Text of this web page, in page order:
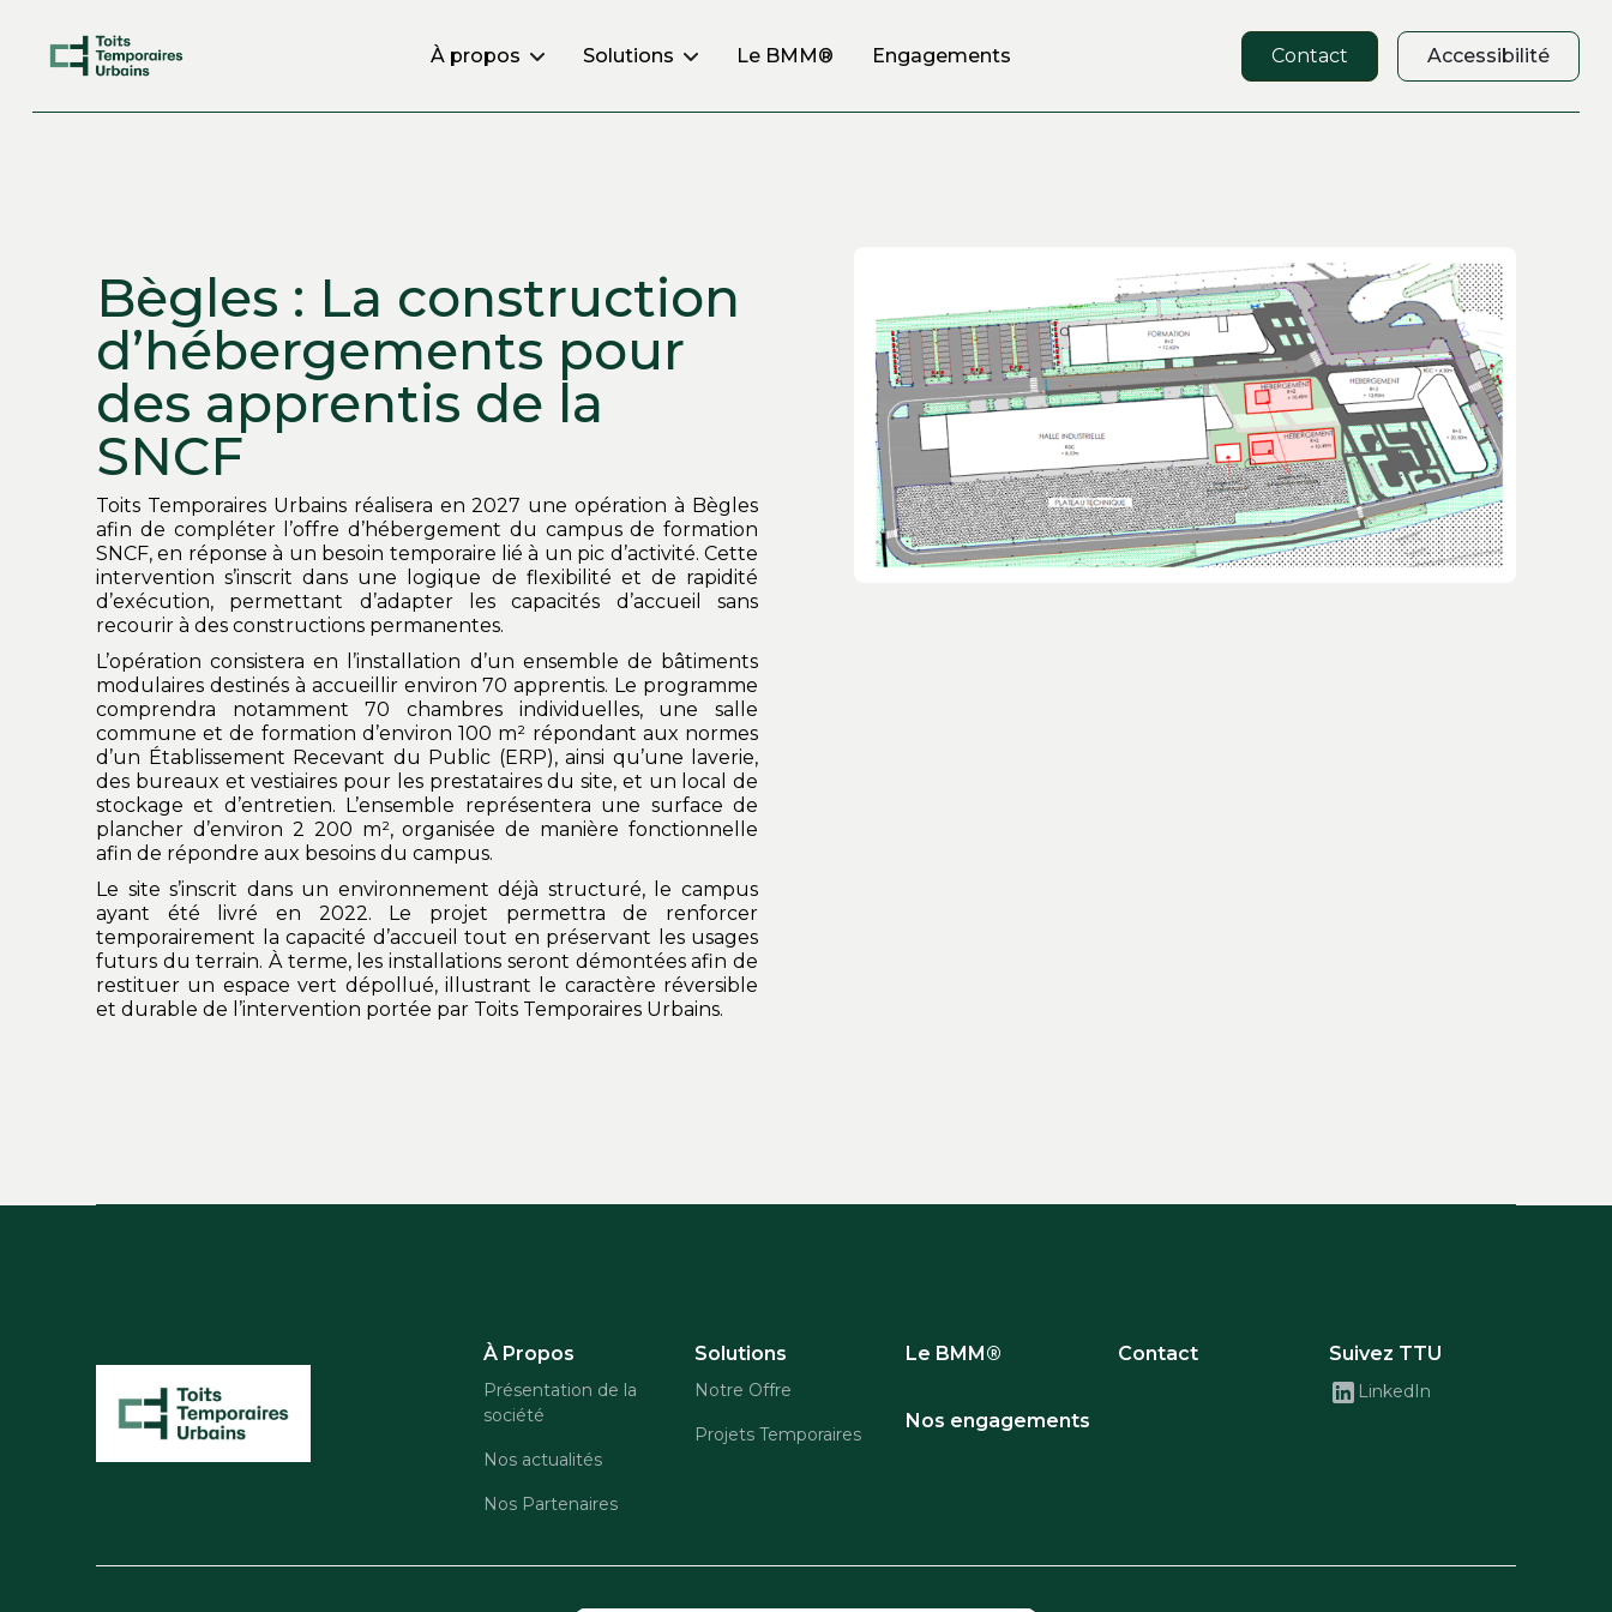
À propos Solutions Le BMM® Engagements Contact Accessibilité
Bègles : La construction
d’hébergements pour
des apprentis de la
SNCF
Toits Temporaires Urbains réalisera en 2027 une opération à Bègles
afin de compléter l’offre d’hébergement du campus de formation
SNCF, en réponse à un besoin temporaire lié à un pic d’activité. Cette
intervention s’inscrit dans une logique de flexibilité et de rapidité
d’exécution, permettant d’adapter les capacités d’accueil sans
recourir à des constructions permanentes.
L’opération consistera en l’installation d’un ensemble de bâtiments
modulaires destinés à accueillir environ 70 apprentis. Le programme
comprendra notamment 70 chambres individuelles, une salle
commune et de formation d’environ 100 m² répondant aux normes
d’un Établissement Recevant du Public (ERP), ainsi qu’une laverie,
des bureaux et vestiaires pour les prestataires du site, et un local de
stockage et d’entretien. L’ensemble représentera une surface de
plancher d’environ 2 200 m², organisée de manière fonctionnelle
afin de répondre aux besoins du campus.
Le site s’inscrit dans un environnement déjà structuré, le campus
ayant été livré en 2022. Le projet permettra de renforcer
temporairement la capacité d’accueil tout en préservant les usages
futurs du terrain. À terme, les installations seront démontées afin de
restituer un espace vert dépollué, illustrant le caractère réversible
et durable de l’intervention portée par Toits Temporaires Urbains.
À Propos
Présentation de la
société
Nos actualités
Nos Partenaires
Solutions
Notre Offre
Projets Temporaires
Le BMM®
Nos engagements
Contact Suivez TTU
LinkedIn